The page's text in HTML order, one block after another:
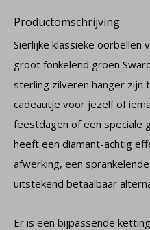
Productomschrijving
Sierlijke klassieke oorbellen
groot fonkelend groen
sterling zilveren hanger zijn
cadeautje voor jezelf of
feestdagen of een speciale
heeft een diamant-achtig
afwerking, een
uitstekend betaalbaar
Er is een bijpassende